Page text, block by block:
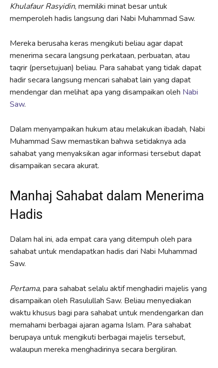
Khulafaur Rasyidin, memiliki minat besar untuk
memperoleh hadis langsung dari Nabi Muhammad Saw.
Mereka berusaha keras mengikuti beliau agar dapat
menerima secara langsung perkataan, perbuatan, atau
taqrir (persetujuan) beliau. Para sahabat yang tidak dapat
hadir secara langsung mencari sahabat lain yang dapat
mendengar dan melihat apa yang disampaikan oleh Nabi
Saw.
Dalam menyampaikan hukum atau melakukan ibadah, Nabi
Muhammad Saw memastikan bahwa setidaknya ada
sahabat yang menyaksikan agar informasi tersebut dapat
disampaikan secara akurat.
Manhaj Sahabat dalam Menerima
Hadis
Dalam hal ini, ada empat cara yang ditempuh oleh para
sahabat untuk mendapatkan hadis dari Nabi Muhammad
Saw.
Pertama, para sahabat selalu aktif menghadiri majelis yang
disampaikan oleh Rasulullah Saw. Beliau menyediakan
waktu khusus bagi para sahabat untuk mendengarkan dan
memahami berbagai ajaran agama Islam. Para sahabat
berupaya untuk mengikuti berbagai majelis tersebut,
walaupun mereka menghadirinya secara bergiliran.